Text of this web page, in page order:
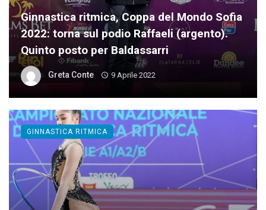
Ginnastica ritmica, Coppa del Mondo Sofia
2022: torna sul podio Raffaeli (argento).
Quinto posto per Baldassarri
Greta Conte 9 Aprile 2022
GINNASTICA RITMICA